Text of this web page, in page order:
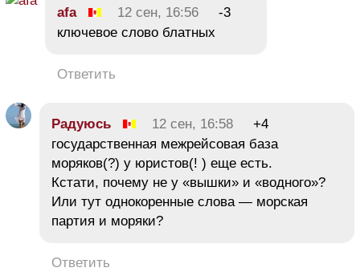
afa 12 сен, 16:56
-3
ключевое слово блатных
Ответить
Радуюсь 12 сен, 16:58
+4
государственная межрейсовая база
моряков(?) у юристов(! ) еще есть.
Кстати, почему не у «вышки» и «водного»?
Или тут однокоренные слова — морская
партия и моряки?
Ответить